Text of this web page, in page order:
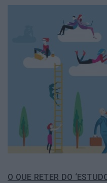
O QUE RETER DO